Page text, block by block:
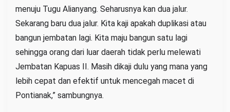
menuju Tugu Alianyang. Seharusnya kan dua jalur.
Sekarang baru dua jalur. Kita kaji apakah duplikasi atau
bangun jembatan lagi. Kita maju bangun satu lagi
sehingga orang dari luar daerah tidak perlu melewati
Jembatan Kapuas II. Masih dikaji dulu yang mana yang
lebih cepat dan efektif untuk mencegah macet di
Pontianak,” sambungnya.